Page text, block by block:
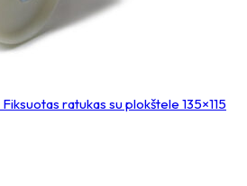
ratukas su plokštele 135×115